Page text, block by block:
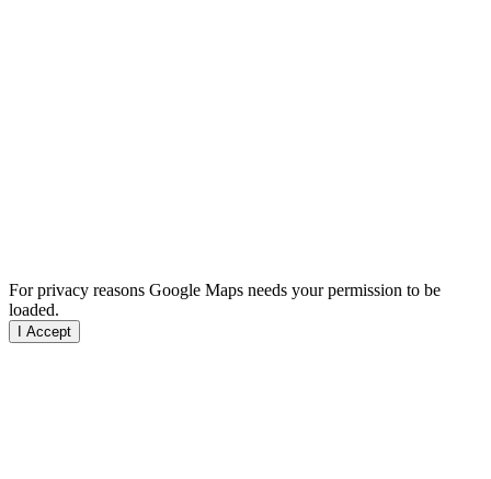
For privacy reasons Google Maps needs your permission to be
loaded.
I Accept